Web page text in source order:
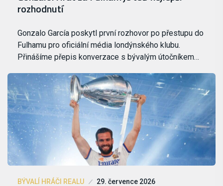
rozhodnutí
Gonzalo García poskytl první rozhovor po přestupu do
Fulhamu pro oficiální média londýnského klubu.
Přinášíme přepis konverzace s bývalým útočníkem…
BÝVALÍ HRÁČI REALU 29. července 2026